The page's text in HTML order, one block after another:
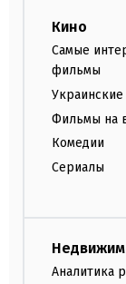
Кино
Самые
фильмы
Фильмы на
Комедии
Сериалы
Аналитика